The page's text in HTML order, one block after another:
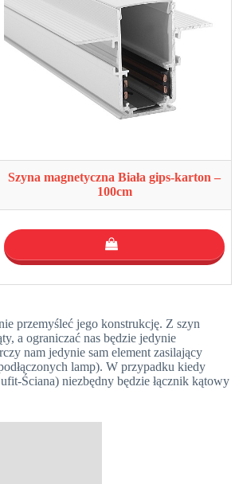
Szyna magnetyczna Biała gips-karton –
100cm
przemyśleć jego konstrukcję. Z szyn
a ograniczać nas będzie jedynie
nam jedynie sam element zasilający
lamp). W przypadku kiedy
Ściana) niezbędny będzie łącznik kątowy